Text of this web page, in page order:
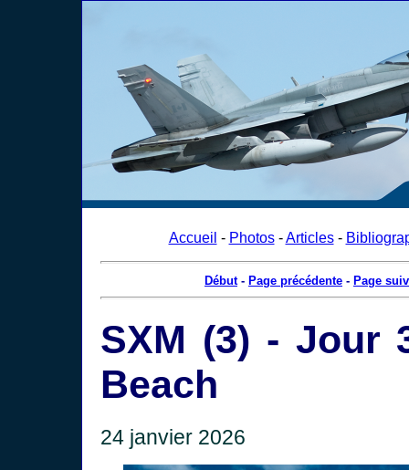
Accueil - Photos-Articles-
Début- Page précédente - Page
SXM (3) - Jour
Beach
24 janvier 2026